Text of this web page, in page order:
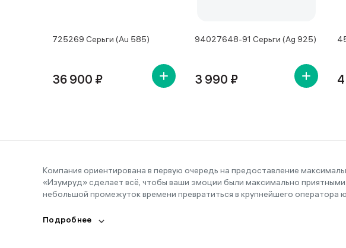
725269 Серьги (Au 585)
36 900 ₽
94027648-91 Серьги (Ag 925)
3 990 ₽
Компания ориентирована в первую очередь на предоставление
«Изумруд» сделает всё, чтобы ваши эмоции были максимально
небольшой промежуток времени превратиться в крупнейшего оператора
Подробнее